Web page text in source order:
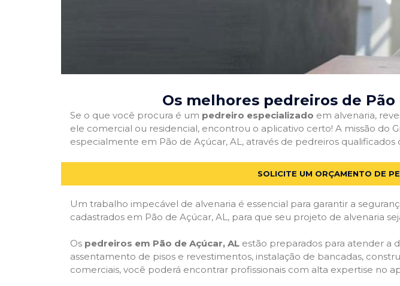
Os melhores pedreiros de Pão
Se o que você procura é um pedreiro especializado em alvenaria,
ele comercial ou residencial, encontrou o aplicativo certo! A missão do
especialmente em Pão de Açúcar, AL, através de pedreiros qualificados
SOLICITE UM ORÇAMENTO DE
Um trabalho impecável de alvenaria é essencial para garantir a
cadastrados em Pão de Açúcar, AL, para que seu projeto de alvenaria
Os pedreiros em Pão de Açúcar, AL estão preparados para atender a
assentamento de pisos e revestimentos, instalação de bancadas,
comerciais, você poderá encontrar profissionais com alta expertise no